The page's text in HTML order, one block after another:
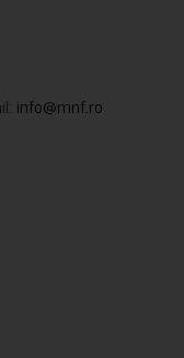
info@mnf.ro